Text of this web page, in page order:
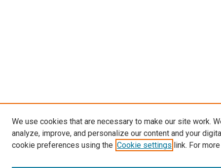
We use cookies that are necessary to make our site work.
analyze, improve, and personalize our content and your
cookie preferences using the Cookie settings link. For